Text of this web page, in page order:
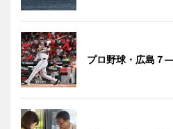
プロ野球・広島７